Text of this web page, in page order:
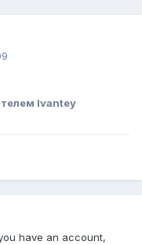
Ivantey
have an account,